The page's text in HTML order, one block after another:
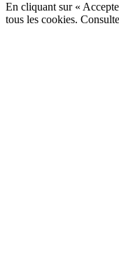
En cliquant sur «
tous les cookies.